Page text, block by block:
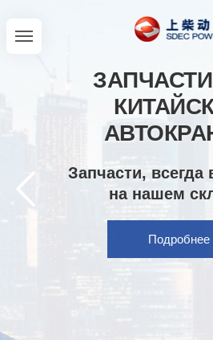
Запчасти, всегда
на нашем
Подробнее